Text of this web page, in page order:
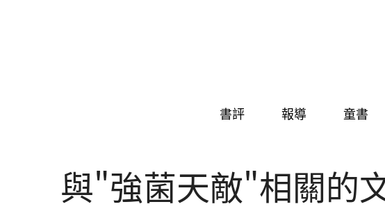
書評 報導 童書
與"強菌天敵"相關的